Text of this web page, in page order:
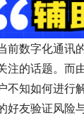
前数字化通讯
注的话题。而
不知如何进行
好友验证风险